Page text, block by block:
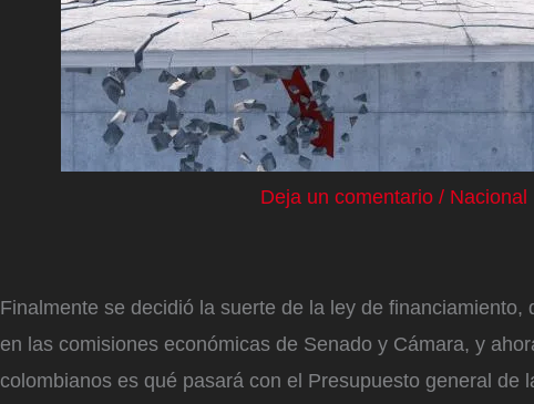
Deja un comentario / Nacional
Finalmente se decidió la suerte de la ley de financiamiento,
en las comisiones económicas de Senado y Cámara, y
colombianos es qué pasará con el Presupuesto general de